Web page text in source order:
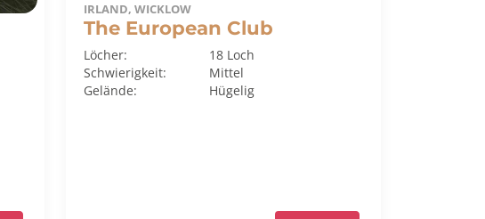
IRLAND, WICKLOW
The European Club
Löcher:
18 Loch
Schwierigkeit:
Mittel
Gelände:
Hügelig